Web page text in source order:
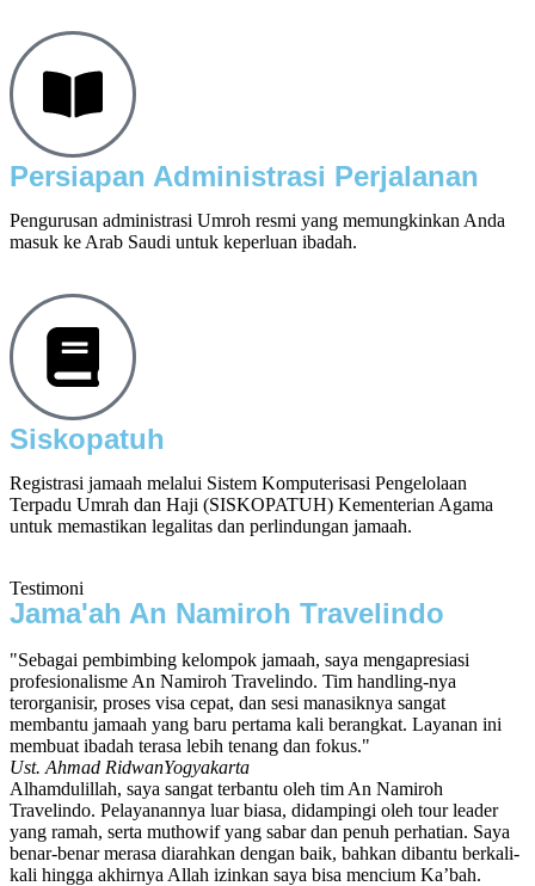
Persiapan Administrasi Perjalanan
Pengurusan administrasi Umroh resmi yang memungkinkan Anda
masuk ke Arab Saudi untuk keperluan ibadah.
Siskopatuh
Registrasi jamaah melalui Sistem Komputerisasi Pengelolaan
Terpadu Umrah dan Haji (SISKOPATUH) Kementerian Agama
untuk memastikan legalitas dan perlindungan jamaah.
Testimoni
Jama'ah An Namiroh Travelindo
"Sebagai pembimbing kelompok jamaah, saya mengapresiasi
profesionalisme An Namiroh Travelindo. Tim handling-nya
terorganisir, proses visa cepat, dan sesi manasiknya sangat
membantu jamaah yang baru pertama kali berangkat. Layanan ini
membuat ibadah terasa lebih tenang dan fokus."
Ust. Ahmad RidwanYogyakarta
Alhamdulillah, saya sangat terbantu oleh tim An Namiroh
Travelindo. Pelayanannya luar biasa, didampingi oleh tour leader
yang ramah, serta muthowif yang sabar dan penuh perhatian. Saya
benar-benar merasa diarahkan dengan baik, bahkan dibantu berkali-
kali hingga akhirnya Allah izinkan saya bisa mencium Ka’bah.